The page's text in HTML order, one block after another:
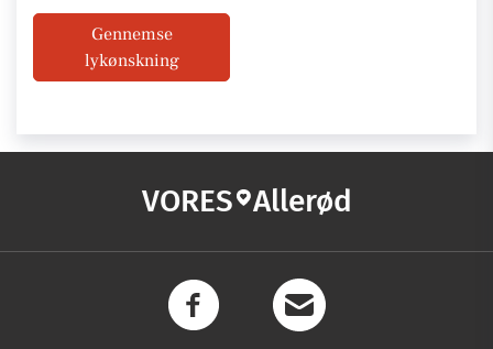
Gennemse
lykønskning
VORES Allerød